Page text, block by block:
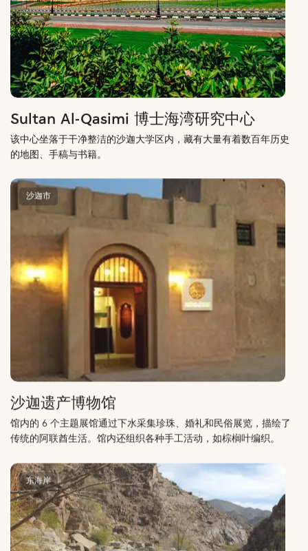
Sultan Al-Qasimi 博士海湾研究中心
该中心坐落于干净整洁的沙迦大学区内，藏有大量有着数百年历史
的地图、手稿与书籍。
沙迦市
沙迦遗产博物馆
馆内的 6 个主题展馆通过下水采集珍珠、婚礼和民俗展览，描绘了
传统的阿联酋生活。馆内还组织各种手工活动，如棕榈叶编织。
东海岸